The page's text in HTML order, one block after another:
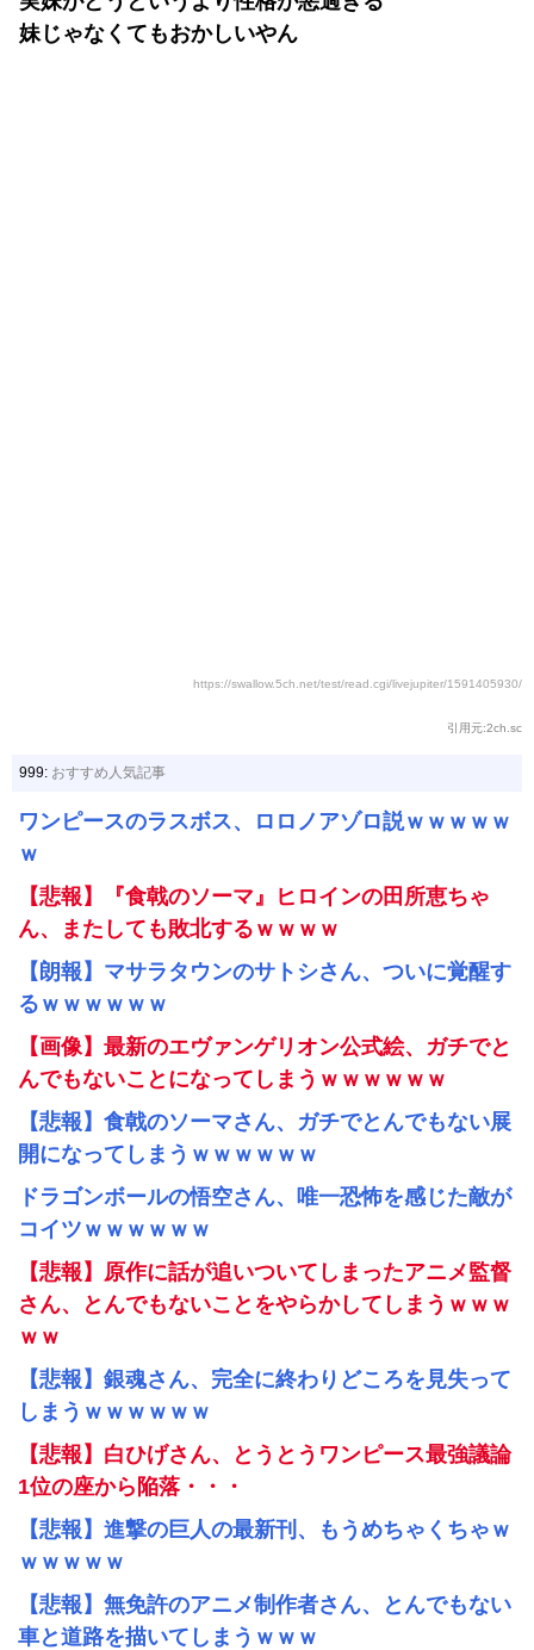
妹じゃなくてもおかしいやん
https://swallow.5ch.net/test/read.cgi/livejupiter/1591405930/
引用元:2ch.sc
999: おすすめ人気記事
ワンピースのラスボス、ロロノアゾロ説ｗｗｗｗｗ
ｗ
【悲報】『食戟のソーマ』ヒロインの田所恵ちゃ
ん、またしても敗北するｗｗｗｗ
【朗報】マサラタウンのサトシさん、ついに覚醒す
るｗｗｗｗｗｗ
【画像】最新のエヴァンゲリオン公式絵、ガチでと
んでもないことになってしまうｗｗｗｗｗｗ
【悲報】食戟のソーマさん、ガチでとんでもない展
開になってしまうｗｗｗｗｗｗ
ドラゴンボールの悟空さん、唯一恐怖を感じた敵が
コイツｗｗｗｗｗｗ
【悲報】原作に話が追いついてしまったアニメ監督
さん、とんでもないことをやらかしてしまうｗｗｗ
ｗｗ
【悲報】銀魂さん、完全に終わりどころを見失って
しまうｗｗｗｗｗｗ
【悲報】白ひげさん、とうとうワンピース最強議論
1位の座から陥落・・・
【悲報】進撃の巨人の最新刊、もうめちゃくちゃｗ
ｗｗｗｗｗ
【悲報】無免許のアニメ制作者さん、とんでもない
車と道路を描いてしまうｗｗｗ